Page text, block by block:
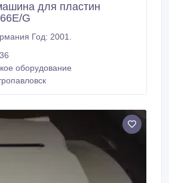
для пластин
G
Год: 2001.
оборудование